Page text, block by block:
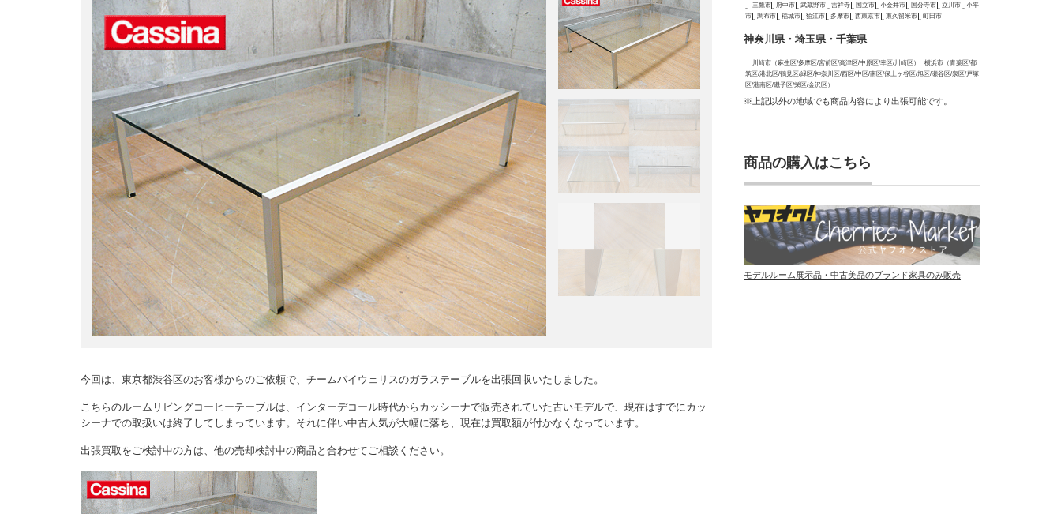
今回は、東京都渋谷区のお客様からのご依頼で、チームバイウェリスのガラステーブルを出張回収いたしました。
こちらのルームリビングコーヒーテーブルは、インターデコール時代からカッシーナで販売されていた古いモデルで、現在はすでにカッ
シーナでの取扱いは終了してしまっています。それに伴い中古人気が大幅に落ち、現在は買取額が付かなくなっています。
出張買取をご検討中の方は、他の売却検討中の商品と合わせてご相談ください。
三鷹市 府中市 武蔵野市 吉祥寺 国立市 小金井市 国分寺市 立川市
小平
市
調布市 稲城市 狛江市 多摩市 西東京市 東久留米市 町田市
神奈川県・埼玉県・千葉県
川崎市（麻生区/多摩区/宮前区/高津区/中原区/幸区/川崎区）
横浜市（青葉区/都
筑区/港北区/鶴見区/緑区/神奈川区/西区/中区/南区/保土ヶ谷区/旭区/瀬谷区/泉区/戸塚
区/港南区/磯子区/栄区/金沢区）
※上記以外の地域でも商品内容により出張可能です。
商品の購入はこちら
モデルルーム展示品・中古美品のブランド家具のみ販売